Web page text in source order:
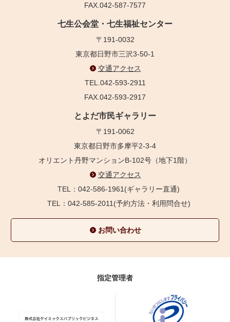
FAX.042-587-7577
七生公会堂・七生福祉センター
〒191-0032
東京都日野市三沢3-50-1
交通アクセス
TEL.042-593-2911
FAX.042-593-2917
とよだ市民ギャラリー
〒191-0062
東京都日野市多摩平2-3-4
オリエント丹野マンションB-102号（地下1階）
交通アクセス
TEL：042-586-1961(ギャラリー直通)
TEL：042-585-2011(予約方法・利用問合せ)
お問い合わせ
指定管理者